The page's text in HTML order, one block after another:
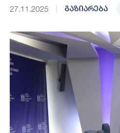
27.11.2025 გაზიარება